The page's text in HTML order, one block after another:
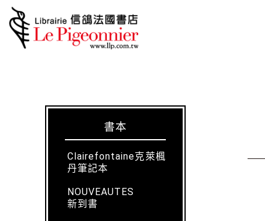
書本
Clairefontaine克萊楓
丹筆記本
NOUVEAUTES
新到書